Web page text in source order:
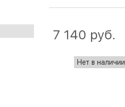
7 140 руб.
Нет в наличии